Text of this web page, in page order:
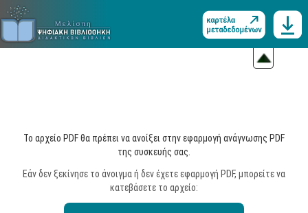
Το αρχείο PDF θα πρέπει να ανοίξει στην εφαρμογή ανάγνωσης PDF
της συσκευής σας.
Εάν δεν ξεκίνησε το άνοιγμα ή δεν έχετε εφαρμογή PDF, μπορείτε να
κατεβάσετε το αρχείο: